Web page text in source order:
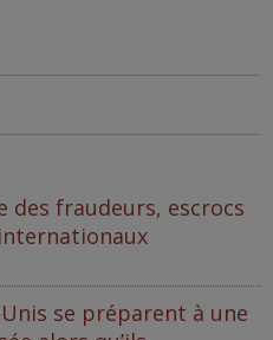
des fraudeurs, escrocs
se préparent à une